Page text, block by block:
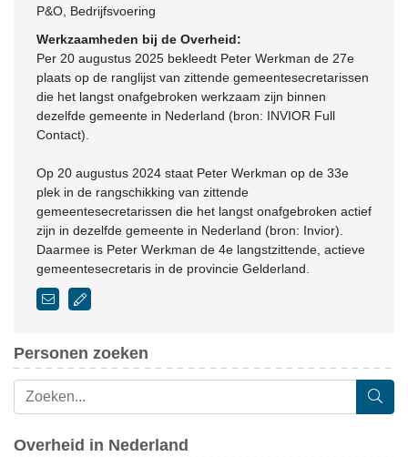
P&O, Bedrijfsvoering
Werkzaamheden bij de Overheid:
Per 20 augustus 2025 bekleedt Peter Werkman de 27e
plaats op de ranglijst van zittende gemeentesecretarissen
die het langst onafgebroken werkzaam zijn binnen
dezelfde gemeente in Nederland (bron: INVIOR Full
Contact).
Op 20 augustus 2024 staat Peter Werkman op de 33e
plek in de rangschikking van zittende
gemeentesecretarissen die het langst onafgebroken actief
zijn in dezelfde gemeente in Nederland (bron: Invior).
Daarmee is Peter Werkman de 4e langstzittende, actieve
gemeentesecretaris in de provincie Gelderland.
Personen zoeken
Overheid in Nederland